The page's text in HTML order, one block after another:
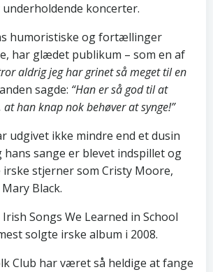
koncerter.
humoristiske og fortællinger
har glædet publikum – som en af
tror aldrig jeg har grinet så meget til en
sagde: “Han er så god til at
han knap nok behøver at synge!”
udgivet ikke mindre end et dusin
hans sange er blevet indspillet og
stjerner som Cristy Moore,
Black.
Songs We Learned in School
solgte irske album i 2008.
Club har været så heldige at fange